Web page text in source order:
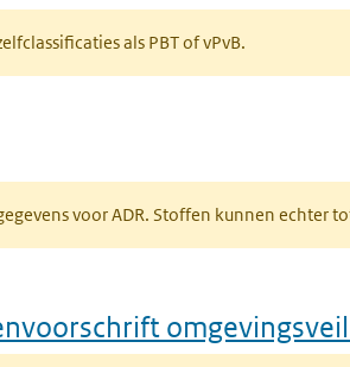
als PBT of vPvB.
voor ADR. Stoffen kunnen